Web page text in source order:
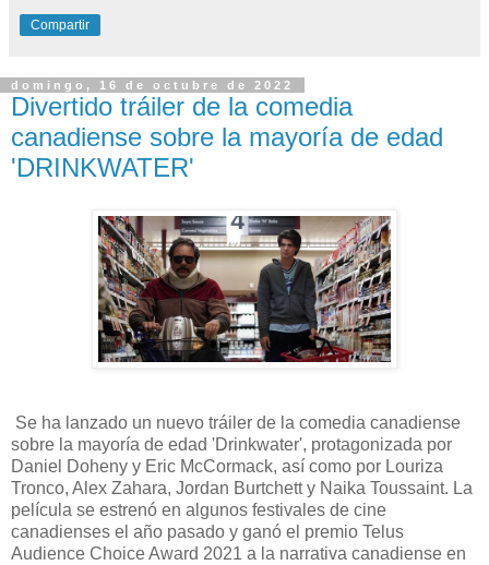
Compartir
domingo, 16 de octubre de 2022
Divertido tráiler de la comedia
canadiense sobre la mayoría de edad
'DRINKWATER'
Se ha lanzado un nuevo tráiler de la comedia canadiense
sobre la mayoría de edad 'Drinkwater', protagonizada por
Daniel Doheny y Eric McCormack, así como por Louriza
Tronco, Alex Zahara, Jordan Burtchett y Naika Toussaint. La
película se estrenó en algunos festivales de cine
canadienses el año pasado y ganó el premio Telus
Audience Choice Award 2021 a la narrativa canadiense en